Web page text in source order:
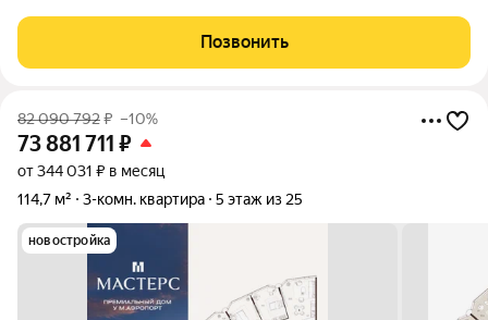
парка, уникального заповедника Серебряный бор с пляжами,
кафе и ресторанами.
Позвонить
82 090 792₽ –10%
73 881 711 ₽
от 344 031 ₽ в месяц
114,7 м²
3-комн. квартира 5 этаж из 25
новостройка